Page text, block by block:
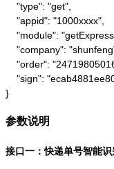
    "type": "get",
    "appid": "1000xxxx",
"module":
"company":
"order":
"sign":
}
参数说明
接口一：快递单号智能识